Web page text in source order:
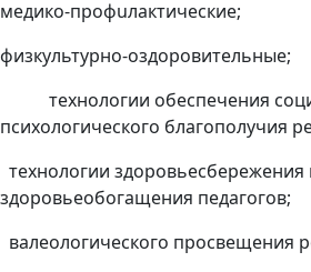
медико-профuлактические;
физкультурно-оздоровительные;
технологии обеспечения
психологического благополучия
технологии здоровьесбережения
здоровьеобогащения педагогов;
валеологического просвещения